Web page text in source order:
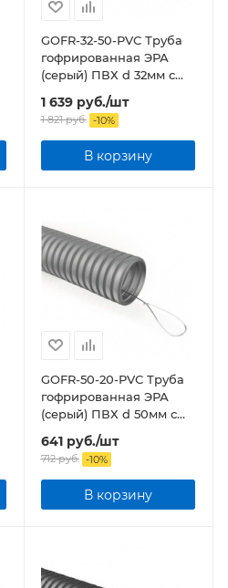
GOFR-32-50-PVС Труба
гофрированная ЭРА
(серый) ПВХ d 32мм с
зонд. легкая 50м бухта
1 639руб./шт
1 821руб. -10%
В корзину
GOFR-50-20-PVС Труба
гофрированная ЭРА
(серый) ПВХ d 50мм с
зонд. легкая 20м бухта
641руб./шт
712руб. -10%
В корзину